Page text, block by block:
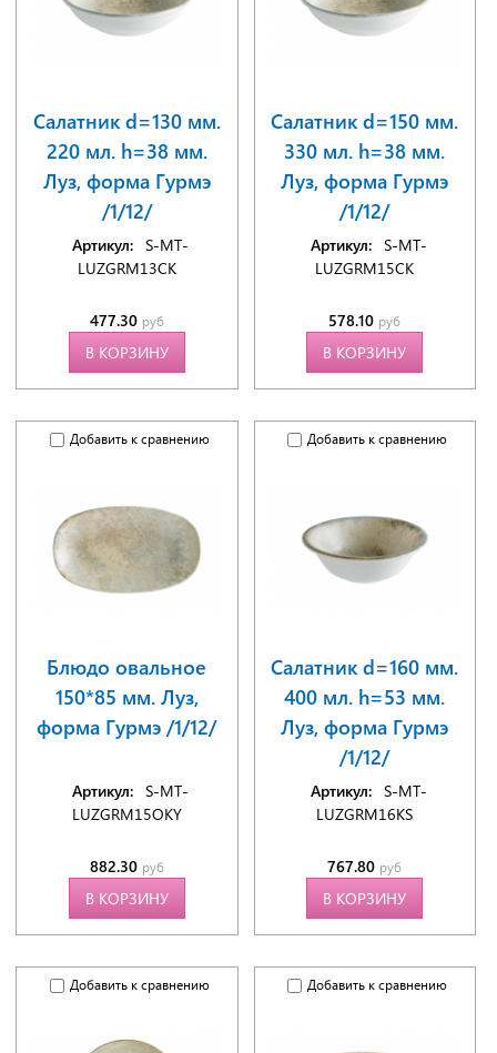
Салатник d=130 мм.
220 мл. h=38 мм.
Луз, форма Гурмэ
/1/12/
Артикул: S-MT-
LUZGRM13CK
477.30 руб
В КОРЗИНУ
Салатник d=150 мм.
330 мл. h=38 мм.
Луз, форма Гурмэ
/1/12/
Артикул: S-MT-
LUZGRM15CK
578.10 руб
В КОРЗИНУ
Добавить к сравнению
Блюдо овальное
150*85 мм. Луз,
форма Гурмэ /1/12/
Артикул: S-MT-
LUZGRM15OKY
882.30 руб
В КОРЗИНУ
Добавить к сравнению
Салатник d=160 мм.
400 мл. h=53 мм.
Луз, форма Гурмэ
/1/12/
Артикул: S-MT-
LUZGRM16KS
767.80 руб
В КОРЗИНУ
Добавить к сравнению Добавить к сравнению